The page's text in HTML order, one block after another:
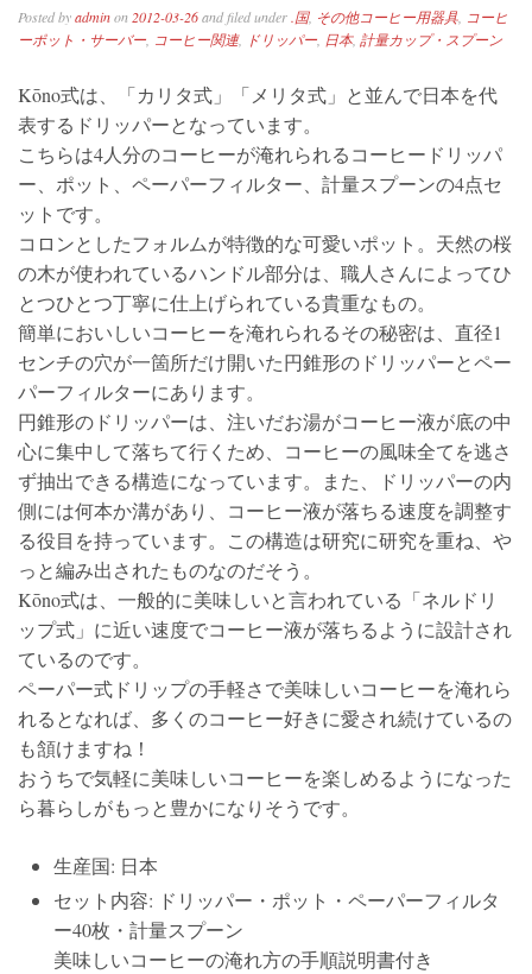
Posted byadminon 2012-03-26and filed under.国, その他コーヒー用器具 コーヒ
ーポット・サーバー コーヒー関連, ドリッパー 日本, 計量カップ・スプーン
Kōno式は、「カリタ式」「メリタ式」と並んで日本を代
表するドリッパーとなっています。
こちらは4人分のコーヒーが淹れられるコーヒードリッパ
ー、ポット、ペーパーフィルター、計量スプーンの4点セ
ットです。
コロンとしたフォルムが特徴的な可愛いポット。天然の桜
の木が使われているハンドル部分は、職人さんによってひ
とつひとつ丁寧に仕上げられている貴重なもの。
簡単においしいコーヒーを淹れられるその秘密は、直径1
センチの穴が一箇所だけ開いた円錐形のドリッパーとペー
パーフィルターにあります。
円錐形のドリッパーは、注いだお湯がコーヒー液が底の中
心に集中して落ちて行くため、コーヒーの風味全てを逃さ
ず抽出できる構造になっています。また、ドリッパーの内
側には何本か溝があり、コーヒー液が落ちる速度を調整す
る役目を持っています。この構造は研究に研究を重ね、や
っと編み出されたものなのだそう。
Kōno式は、一般的に美味しいと言われている「ネルドリ
ップ式」に近い速度でコーヒー液が落ちるように設計され
ているのです。
ペーパー式ドリップの手軽さで美味しいコーヒーを淹れら
れるとなれば、多くのコーヒー好きに愛され続けているの
も頷けますね！
おうちで気軽に美味しいコーヒーを楽しめるようになった
ら暮らしがもっと豊かになりそうです。
生産国: 日本
セット内容: ドリッパー・ポット・ペーパーフィルタ
ー40枚・計量スプーン
美味しいコーヒーの淹れ方の手順説明書付き